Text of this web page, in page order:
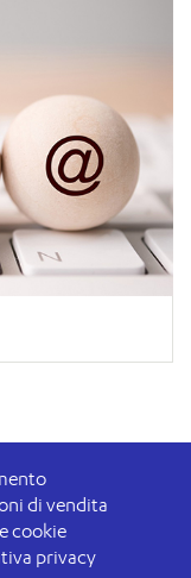
di vendita
cookie
privacy